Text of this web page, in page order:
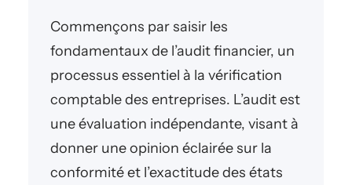
Commençons par saisir les
fondamentaux de l’audit financier, un
processus essentiel à la vérification
comptable des entreprises. L’audit est
une évaluation indépendante, visant à
donner une opinion éclairée sur la
conformité et l’exactitude des états